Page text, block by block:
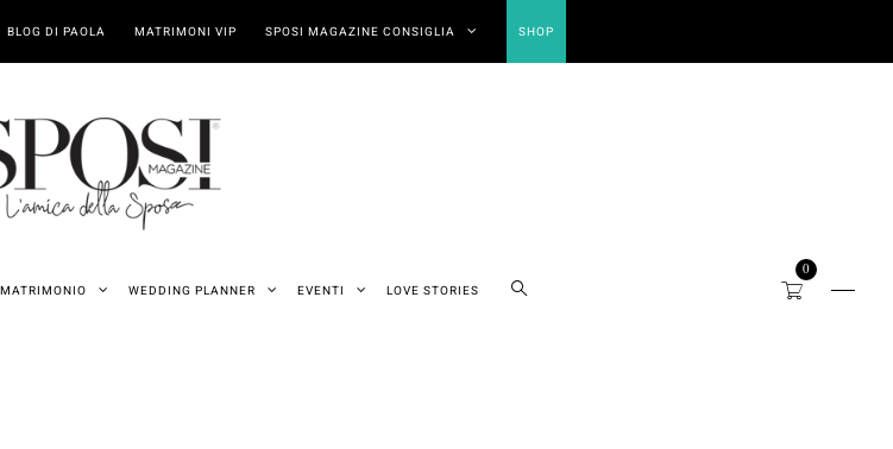
BLOG DI PAOLA MATRIMONI VIP SPOSI MAGAZINE CONSIGLIA SHOP
WEDDING PLANNER EVENTI LOVE STORIES
0